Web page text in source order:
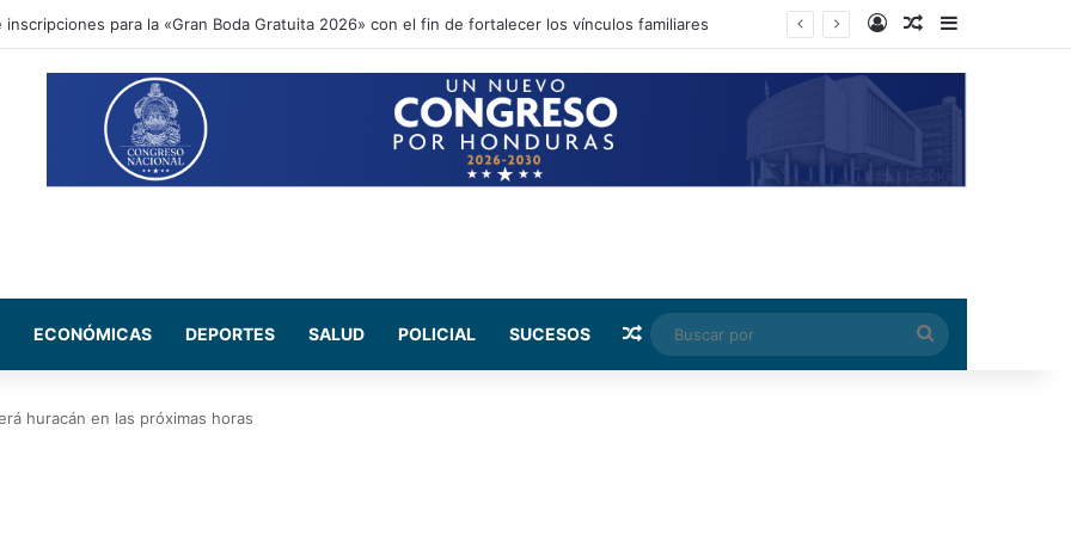
acompaña entrega de ayuda humanitaria de Copeco en Alianza Log InRandom Article
Sidebar
ECONÓMICAS DEPORTES SALUD POLICIAL SUCESOS Random Article
Buscar
por
huracán en las próximas horas